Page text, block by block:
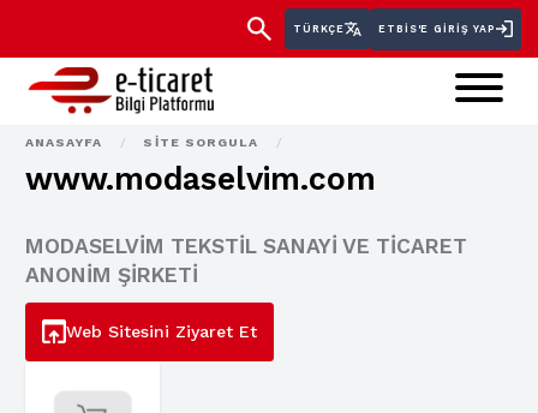
TÜRKÇE ETBİS'E GIRIŞ YAP
ANASAYFA / SITE SORGULA /
www.modaselvim.com
MODASELVİM TEKSTİL SANAYİ VE TİCARET
ANONİM ŞİRKETİ
Web Sitesini Ziyaret Et